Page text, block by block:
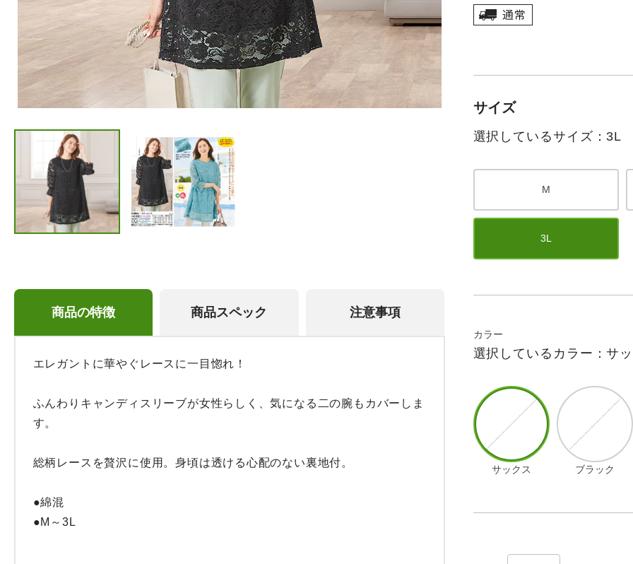
商品の特徴 商品スペック 注意事項
エレガントに華やぐレースに一目惚れ！
ふんわりキャンディスリーブが女性らしく、気になる二の腕もカバーしま
す。
総柄レースを贅沢に使用。身頃は透ける心配のない裏地付。
●綿混
●M～3L
サイズ
選択しているサイズ：3L
M
3L
カラー
選択しているカラー：サ
サックス ブラック